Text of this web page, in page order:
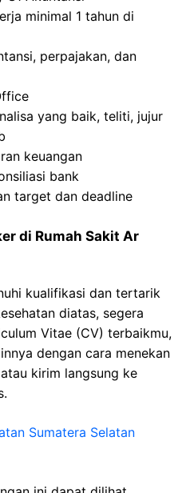
minimal 1 tahun di
perpajakan, dan
yang baik, teliti, jujur
keuangan
bank
target dan deadline
di Rumah Sakit Ar
kualifikasi dan tertarik
diatas, segera
Vitae (CV) terbaikmu,
dengan cara menekan
atau kirim langsung ke
Sumatera Selatan